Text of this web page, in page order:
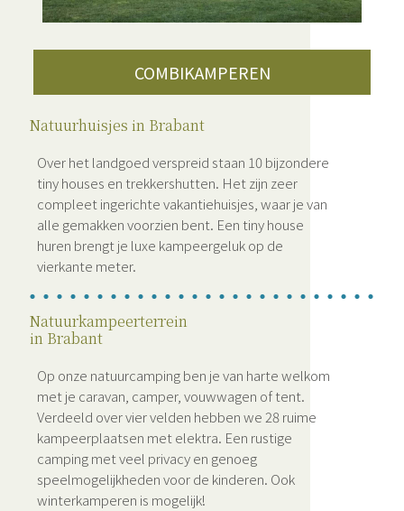
COMBIKAMPEREN
Natuurhuisjes in Brabant
Over het landgoed verspreid staan 10 bijzondere
tiny houses en trekkershutten. Het zijn zeer
compleet ingerichte vakantiehuisjes, waar je van
alle gemakken voorzien bent. Een tiny house
huren brengt je luxe kampeergeluk op de
vierkante meter.
Natuurkampeerterrein
in Brabant
Op onze natuurcamping ben je van harte welkom
met je caravan, camper, vouwwagen of tent.
Verdeeld over vier velden hebben we 28 ruime
kampeerplaatsen met elektra. Een rustige
camping met veel privacy en genoeg
speelmogelijkheden voor de kinderen. Ook
winterkamperen is mogelijk!